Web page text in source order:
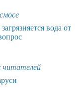
вода от